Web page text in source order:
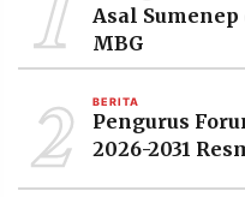
Asal
MBG
2 BERITA
Pengurus
2026-2031